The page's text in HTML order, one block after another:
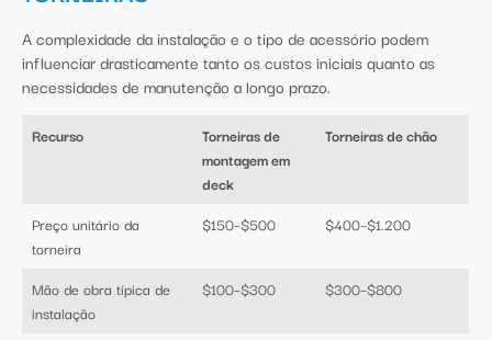
A complexidade da instalação e o tipo de acessório podem
influenciar drasticamente tanto os custos iniciais quanto as
necessidades de manutenção a longo prazo.
Recurso
Torneiras de
montagem em
deck
Torneiras de chão
Preço unitário da
torneira
$150–$500 $400–$1.200
Mão de obra típica de
instalação
$100–$300 $300–$800